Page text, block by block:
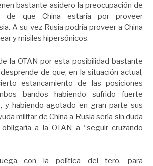
bastante asidero la preocupación de
de que China estaría por proveer
A su vez Rusia podría proveer a China
y misiles hipersónicos.
la OTAN por esta posibilidad bastante
de que, en la situación actual,
estancamiento de las posiciones
bandos habiendo sufrido fuerte
y habiendo agotado en gran parte sus
militar de China a Rusia sería sin duda
a la OTAN a “seguir cruzando
con la política del tero, para